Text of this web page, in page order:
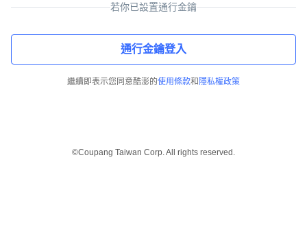
若你已設置通行金鑰
通行金鑰登入
繼續即表示您同意酷澎的使用條款和 隱私權政策
©Coupang Taiwan Corp. All rights reserved.